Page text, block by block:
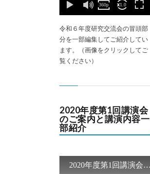
令和６年度研究交流会の冒頭部
分を一部編集してご紹介してい
ます。（画像をクリックしてご
覧ください）
2020年度第1回講演会
のご案内と講演内容一
部紹介